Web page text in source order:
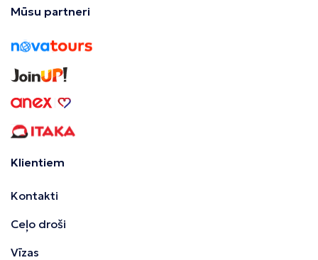
Mūsu partneri
Klientiem
Kontakti
Ceļo droši
Vīzas